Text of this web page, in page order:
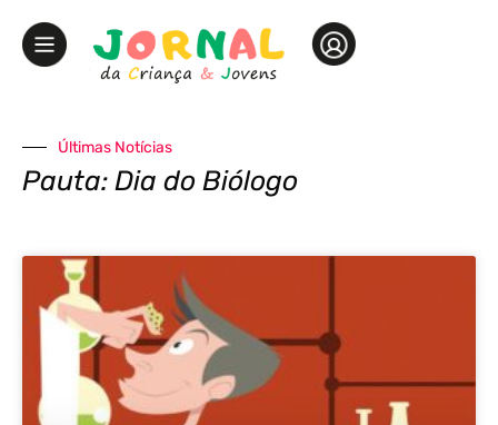
Últimas Notícias
Pauta: Dia do Biólogo